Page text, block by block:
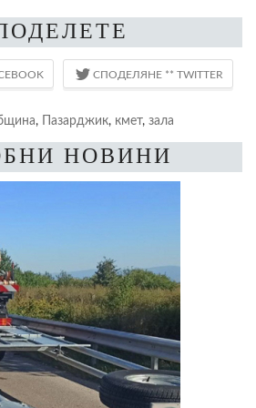
, Пазарджик, кмет, зала
НОВИНИ